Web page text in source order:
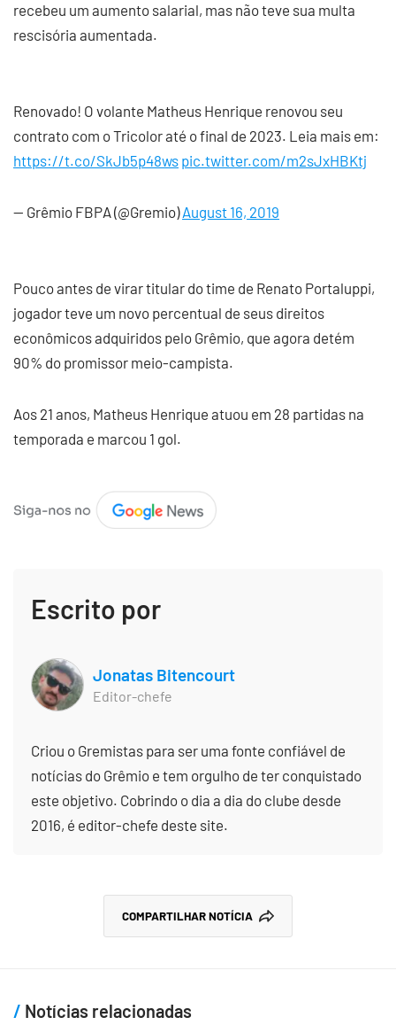
recebeu um aumento salarial, mas não teve sua multa
rescisória aumentada.
Renovado! O volante Matheus Henrique renovou seu
contrato com o Tricolor até o final de 2023. Leia mais em:
https://t.co/SkJb5p48ws pic.twitter.com/m2sJxHBKtj
— Grêmio FBPA (@Gremio)August 16, 2019
Pouco antes de virar titular do time de Renato Portaluppi,
jogador teve um novo percentual de seus direitos
econômicos adquiridos pelo Grêmio, que agora detém
90% do promissor meio-campista.
Aos 21 anos, Matheus Henrique atuou em 28 partidas na
temporada e marcou 1 gol.
Escrito por
Jonatas Bitencourt
Editor-chefe
Criou o Gremistas para ser uma fonte confiável de
notícias do Grêmio e tem orgulho de ter conquistado
este objetivo. Cobrindo o dia a dia do clube desde
2016, é editor-chefe deste site.
COMPARTILHAR NOTÍCIA
Notícias relacionadas